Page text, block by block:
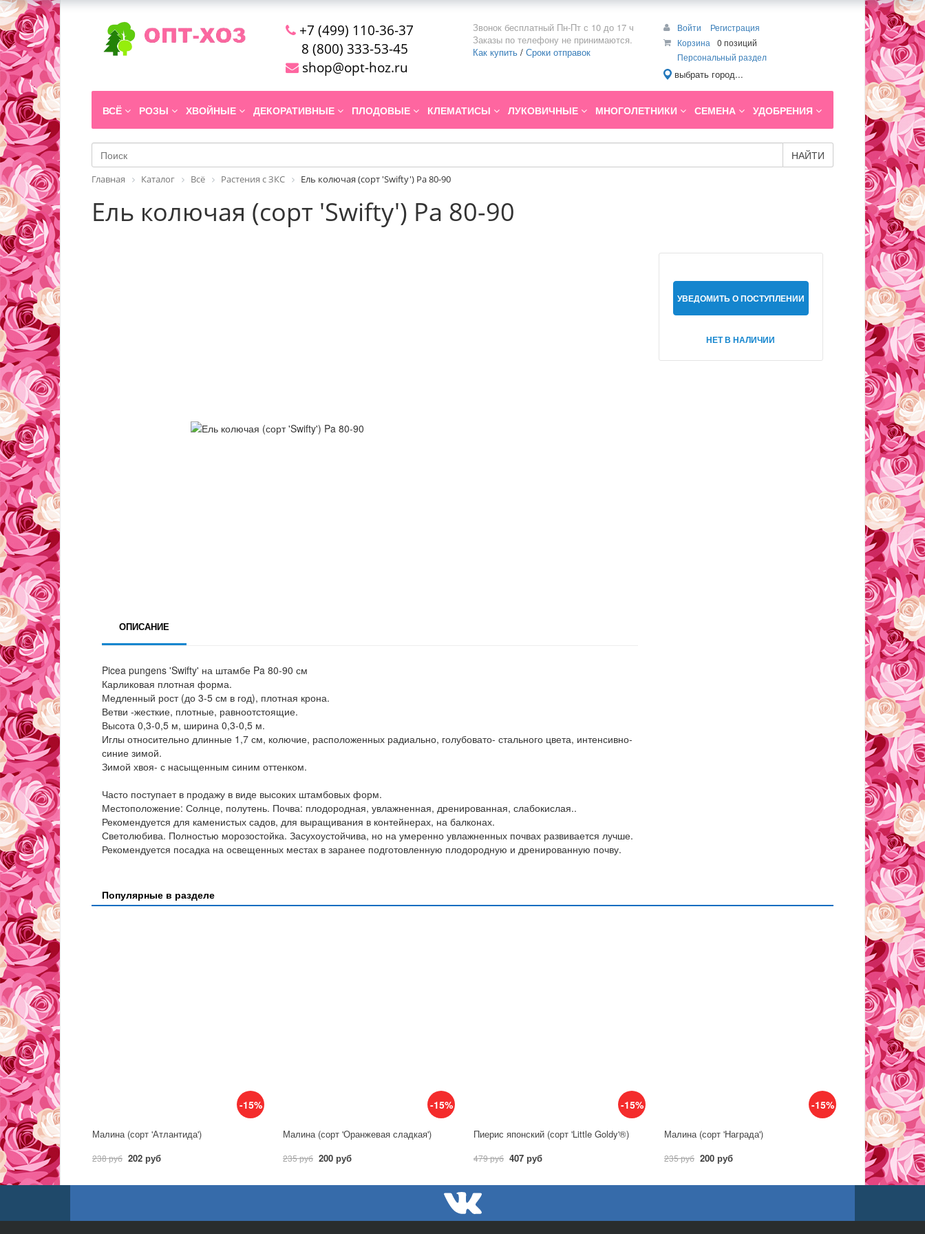
+7 (499) 110-36-37
8 (800) 333-53-45
shop@opt-hoz.ru
Звонок бесплатный Пн-Пт с 10 до 17 ч
Заказы по телефону не принимаются.
Как купить / Сроки отправок
Войти
Регистрация
Корзина
0 позиций
Персональный раздел
выбрать город...
ВСЁ РОЗЫ ХВОЙНЫЕ ДЕКОРАТИВНЫЕ ПЛОДОВЫЕ КЛЕМАТИСЫ ЛУКОВИЧНЫЕ МНОГОЛЕТНИКИ СЕМЕНА УДОБРЕНИЯ
НАЙТИ
Главная Каталог Всё Растения с ЗКС Ель колючая (сорт 'Swifty') Pa 80-90
Ель колючая (сорт 'Swifty') Pa 80-90
УВЕДОМИТЬ О ПОСТУПЛЕНИИ
НЕТ В НАЛИЧИИ
ОПИСАНИЕ
Picea pungens 'Swifty' на штамбе Pa 80-90 см
Карликовая плотная форма.
Медленный рост (до 3-5 см в год), плотная крона.
Ветви -жесткие, плотные, равноотстоящие.
Высота 0,3-0,5 м, ширина 0,3-0,5 м.
Иглы относительно длинные 1,7 см, колючие, расположенных радиально, голубовато- стального цвета, интенсивно-
синие зимой.
Зимой хвоя- с насыщенным синим оттенком.
Часто поступает в продажу в виде высоких штамбовых форм.
Местоположение: Солнце, полутень. Почва: плодородная, увлажненная, дренированная, слабокислая..
Рекомендуется для каменистых садов, для выращивания в контейнерах, на балконах.
Светолюбива. Полностью морозостойка. Засухоустойчива, но на умеренно увлажненных почвах развивается лучше.
Рекомендуется посадка на освещенных местах в заранее подготовленную плодородную и дренированную почву.
Популярные в разделе
-15%
Малина (сорт 'Атлантида')
238 руб 202 руб
-15%
Малина (сорт 'Оранжевая сладкая')
235 руб 200 руб
-15%
Пиерис японский (сорт 'Little Goldy'®)
479 руб 407 руб
-15%
Малина (сорт 'Награда')
235 руб 200 руб